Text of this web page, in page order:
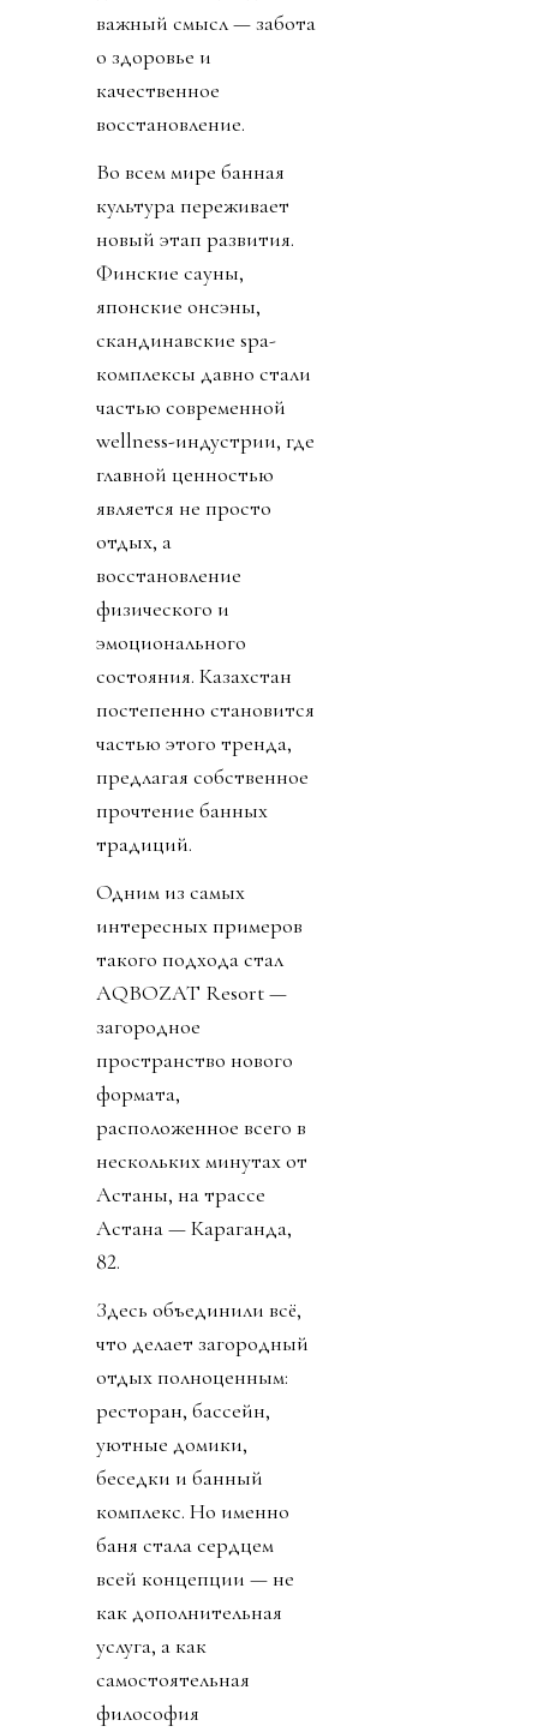
важный смысл — забота
о здоровье и
качественное
восстановление.
Во всем мире банная
культура переживает
новый этап развития.
Финские сауны,
японские онсэны,
скандинавские spa-
комплексы давно стали
частью современной
wellness-индустрии, где
главной ценностью
является не просто
отдых, а
восстановление
физического и
эмоционального
состояния. Казахстан
постепенно становится
частью этого тренда,
предлагая собственное
прочтение банных
традиций.
Одним из самых
интересных примеров
такого подхода стал
AQBOZAT Resort —
загородное
пространство нового
формата,
расположенное всего в
нескольких минутах от
Астаны, на трассе
Астана — Караганда,
82.
Здесь объединили всё,
что делает загородный
отдых полноценным:
ресторан, бассейн,
уютные домики,
беседки и банный
комплекс. Но именно
баня стала сердцем
всей концепции — не
как дополнительная
услуга, а как
самостоятельная
философия